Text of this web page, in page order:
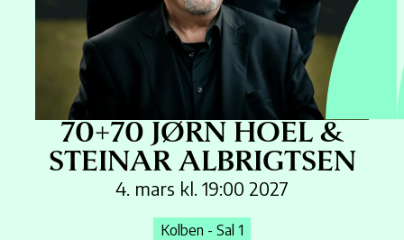
70+70 JØRN HOEL &
STEINAR ALBRIGTSEN
4. mars kl. 19:00 2027
Kolben - Sal 1